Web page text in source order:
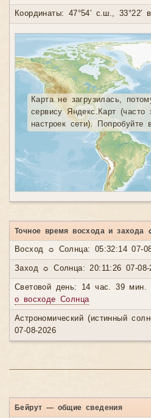
Координаты: 47°54′ с.ш., 33°22′
Карта не загрузилась,
сервису Яндекс.Карт
настроек сети). Попробуйте
Точное время восхода и захода
Восход ☼ Солнца: 05:32:14 07-
Заход ☼ Солнца: 20:11:26 07-08-
Световой день: 14 час. 39 мин.
о восходе Солнца
Астрономический (истинный
07-08-2026
Бейрут — общие сведения